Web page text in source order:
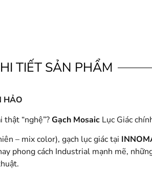
TIẾT SẢN PHẨM
HẢO
“nghệ”?Gạch Mosaic Lục Giác
– mix color), gạch lục giác tại
phong cách Industrial mạnh mẽ,